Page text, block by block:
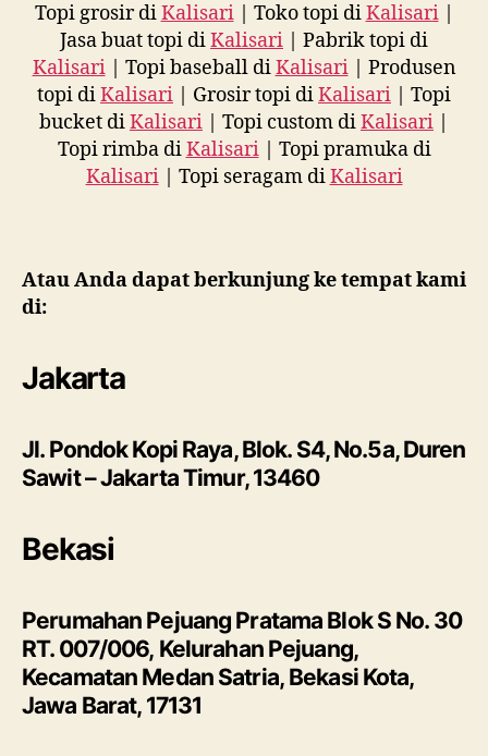
Topi grosir diKalisari| Toko topi diKalisari|
Jasa buat topi diKalisari | Pabrik topi di
Kalisari| Topi baseball diKalisari| Produsen
topi diKalisari | Grosir topi diKalisari | Topi
bucket diKalisari | Topi custom diKalisari
Topi rimba diKalisari| Topi pramuka di
Kalisari| Topi seragam diKalisari
Atau Anda dapat berkunjung ke tempat kami
di:
Jakarta
Jl. Pondok Kopi Raya, Blok. S4, No.5a, Duren
Sawit – Jakarta Timur, 13460
Bekasi
Perumahan Pejuang Pratama Blok S No. 30
RT. 007/006, Kelurahan Pejuang,
Kecamatan Medan Satria, Bekasi Kota,
Jawa Barat, 17131